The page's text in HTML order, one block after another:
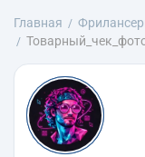
Главная